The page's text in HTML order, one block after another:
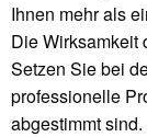
Ihnen mehr als
Die Wirksamkeit
Setzen Sie bei
professionelle
abgestimmt sind.